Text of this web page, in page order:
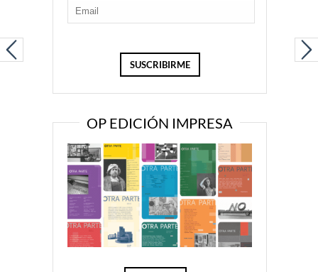
OP EDICIÓN IMPRESA